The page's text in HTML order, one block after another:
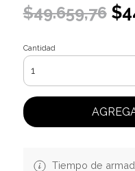
$49.659,76
Cantidad
Tiempo de